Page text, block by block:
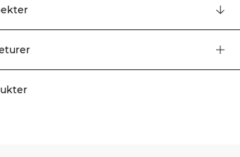
från soffan till uppvärmningen. Matcha med din favorit-
för en avslappnat snygg stil. 54% Bomull, 46% Polyester.